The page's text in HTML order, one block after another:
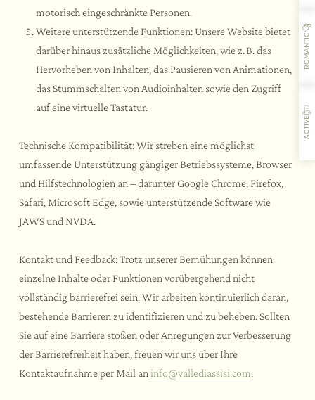
Gastfreundschaft
Aromen
Aktivitäten
Restaurant
motorisch eingeschränkte Personen.
Weitere unterstützende Funktionen: Unsere Website bietet
darüber hinaus zusätzliche Möglichkeiten, wie z. B. das
Hervorheben von Inhalten, das Pausieren von Animationen,
das Stummschalten von Audioinhalten sowie den Zugriff
auf eine virtuelle Tastatur.
Technische Kompatibilität: Wir streben eine möglichst
umfassende Unterstützung gängiger Betriebssysteme, Browser
und Hilfstechnologien an – darunter Google Chrome, Firefox,
Safari, Microsoft Edge, sowie unterstützende Software wie
JAWS und NVDA.
Kontakt und Feedback: Trotz unserer Bemühungen können
einzelne Inhalte oder Funktionen vorübergehend nicht
vollständig barrierefrei sein. Wir arbeiten kontinuierlich daran,
bestehende Barrieren zu identifizieren und zu beheben. Sollten
Sie auf eine Barriere stoßen oder Anregungen zur Verbesserung
der Barrierefreiheit haben, freuen wir uns über Ihre
Kontaktaufnahme per Mail aninfo@vallediassisi.com.
ROMANTIC
ACTIVE